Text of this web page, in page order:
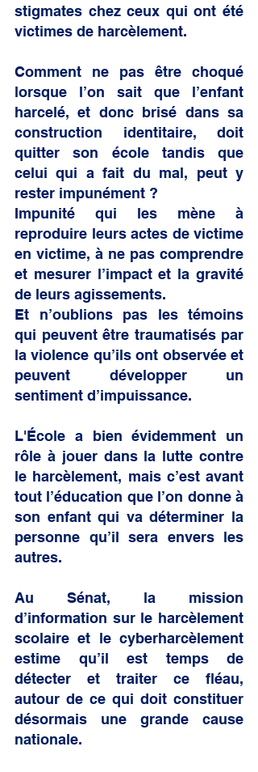
stigmates chez ceux qui ont été
victimes de harcèlement.
Comment ne pas être choqué
lorsque l’on sait que l’enfant
harcelé, et donc brisé dans sa
construction identitaire, doit
quitter son école tandis que
celui qui a fait du mal, peut y
rester impunément ?
Impunité qui les mène à
reproduire leurs actes de victime
en victime, à ne pas comprendre
et mesurer l’impact et la gravité
de leurs agissements.
Et n’oublions pas les témoins
qui peuvent être traumatisés par
la violence qu’ils ont observée et
peuvent développer un
sentiment d’impuissance.
L'École a bien évidemment un
rôle à jouer dans la lutte contre
le harcèlement, mais c’est avant
tout l’éducation que l’on donne à
son enfant qui va déterminer la
personne qu’il sera envers les
autres.
Au Sénat, la mission
d’information sur le harcèlement
scolaire et le cyberharcèlement
estime qu’il est temps de
détecter et traiter ce fléau,
autour de ce qui doit constituer
désormais une grande cause
nationale.